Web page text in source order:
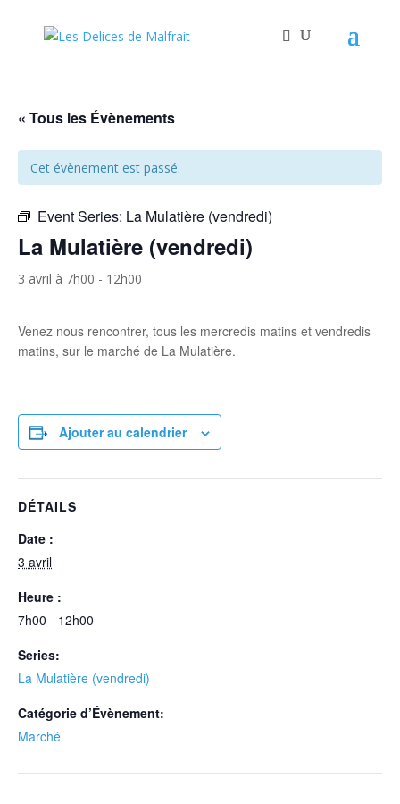
« Tous les Évènements
Cet évènement est passé.
Event Series: La Mulatière (vendredi)
La Mulatière (vendredi)
3 avril à 7h00 - 12h00
Venez nous rencontrer, tous les mercredis matins et vendredis
matins, sur le marché de La Mulatière.
Ajouter au calendrier
DÉTAILS
Date :
3 avril
Heure :
7h00 - 12h00
Series:
La Mulatière (vendredi)
Catégorie d’Évènement:
Marché